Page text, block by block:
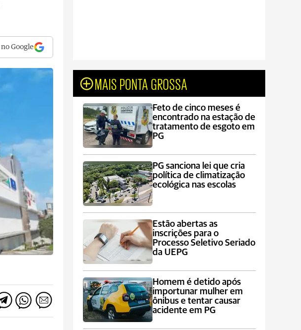
no Google
MAIS PONTA GROSSA
Feto de cinco meses é
encontrado na estação de
tratamento de esgoto em
PG
PG sanciona lei que cria
política de climatização
ecológica nas escolas
Estão abertas as
inscrições para o
Processo Seletivo Seriado
da UEPG
Homem é detido após
importunar mulher em
ônibus e tentar causar
acidente em PG